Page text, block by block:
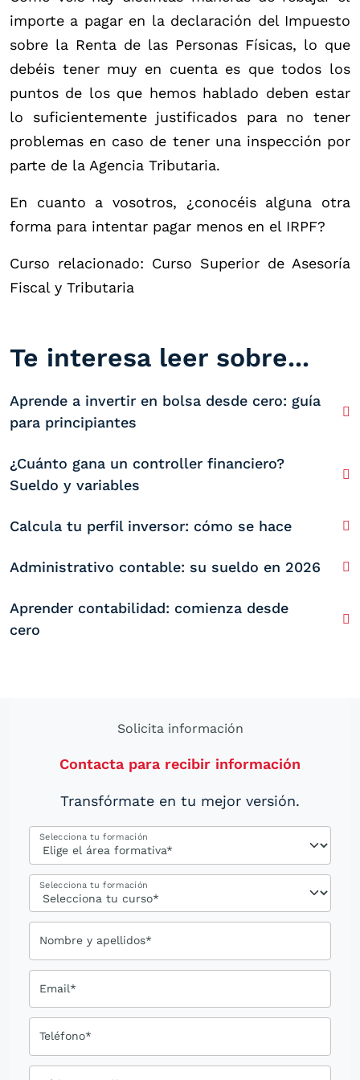
importe a pagar en la declaración del Impuesto
sobre la Renta de las Personas Físicas, lo que
debéis tener muy en cuenta es que todos los
puntos de los que hemos hablado deben estar
lo suficientemente justificados para no tener
problemas en caso de tener una inspección por
parte de la Agencia Tributaria.
En cuanto a vosotros, ¿conocéis alguna otra
forma para intentar pagar menos en el IRPF?
Curso relacionado: Curso Superior de Asesoría
Fiscal y Tributaria
Te interesa leer sobre...
Aprende a invertir en bolsa desde cero: guía
para principiantes
¿Cuánto gana un controller financiero?
Sueldo y variables
Calcula tu perfil inversor: cómo se hace
Administrativo contable: su sueldo en 2026
Aprender contabilidad: comienza desde
cero
Solicita información
Contacta para recibir información
Transfórmate en tu mejor versión.
Selecciona tu formación
Selecciona tu formación
Nombre y apellidos*
Email*
Teléfono*